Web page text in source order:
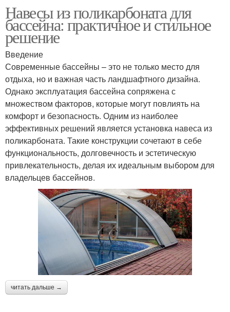
Навесы из поликарбоната для
бассейна: практичное и стильное
решение
Введение
Современные бассейны – это не только место для
отдыха, но и важная часть ландшафтного дизайна.
Однако эксплуатация бассейна сопряжена с
множеством факторов, которые могут повлиять на
комфорт и безопасность. Одним из наиболее
эффективных решений является установка навеса из
поликарбоната. Такие конструкции сочетают в себе
функциональность, долговечность и эстетическую
привлекательность, делая их идеальным выбором для
владельцев бассейнов.
читать дальше →